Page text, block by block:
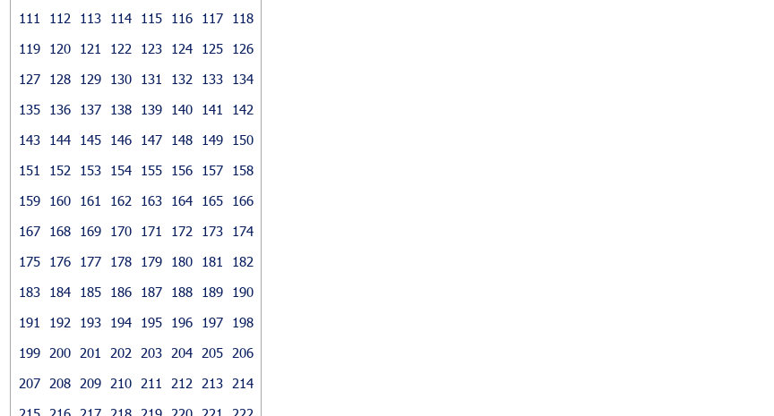
111
112 113 114 115 116 117
118
119
120 121 122 123 124 125
126
127
128 129 130 131 132 133
134
135
136 137 138 139 140 141
142
143
144 145 146 147 148 149
150
151
152 153 154 155 156 157
158
159
160 161 162 163 164 165
166
167
168 169 170 171 172 173
174
175
176 177 178 179 180 181
182
183
184 185 186 187 188 189
190
191
192 193 194 195 196 197
198
199
200 201 202 203 204 205
206
207
208 209 210 211 212 213
214